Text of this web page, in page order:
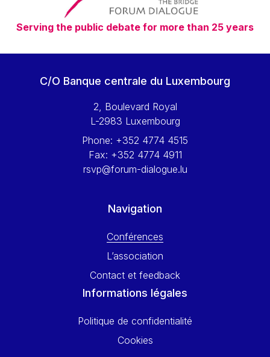
Vítor Manuel da Silva Caldeira
Viviane Reding
Walter Hagg
Wolfgang Ketterle
Yossi Beillin
Yves FRANCHET
Serving the public debate for more than 25 years
C/O Banque centrale du Luxembourg
2, Boulevard Royal
L-2983 Luxembourg
Phone: +352 4774 4515
Fax: +352 4774 4911
rsvp@forum-dialogue.lu
Navigation
Conférences
L’association
Contact et feedback
Informations légales
Politique de confidentialité
Cookies